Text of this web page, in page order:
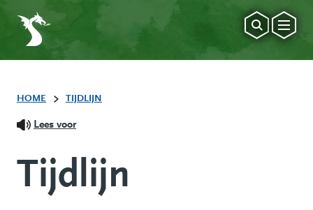
HOME TIJDLIJN
Lees voor
Tijdlijn